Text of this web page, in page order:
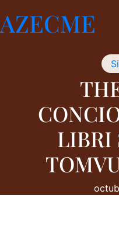
al
contenido
AZECME
LIBRI